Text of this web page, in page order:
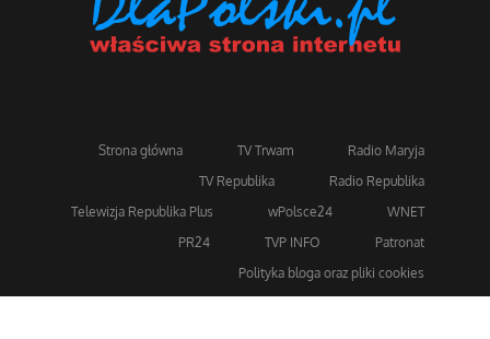
Strona główna TV Trwam
Radio Maryja
TV Republika
Radio Republika
Telewizja Republika Plus
wPolsce24
WNET
PR24
TVP INFO
Patronat
Polityka bloga oraz pliki cookies